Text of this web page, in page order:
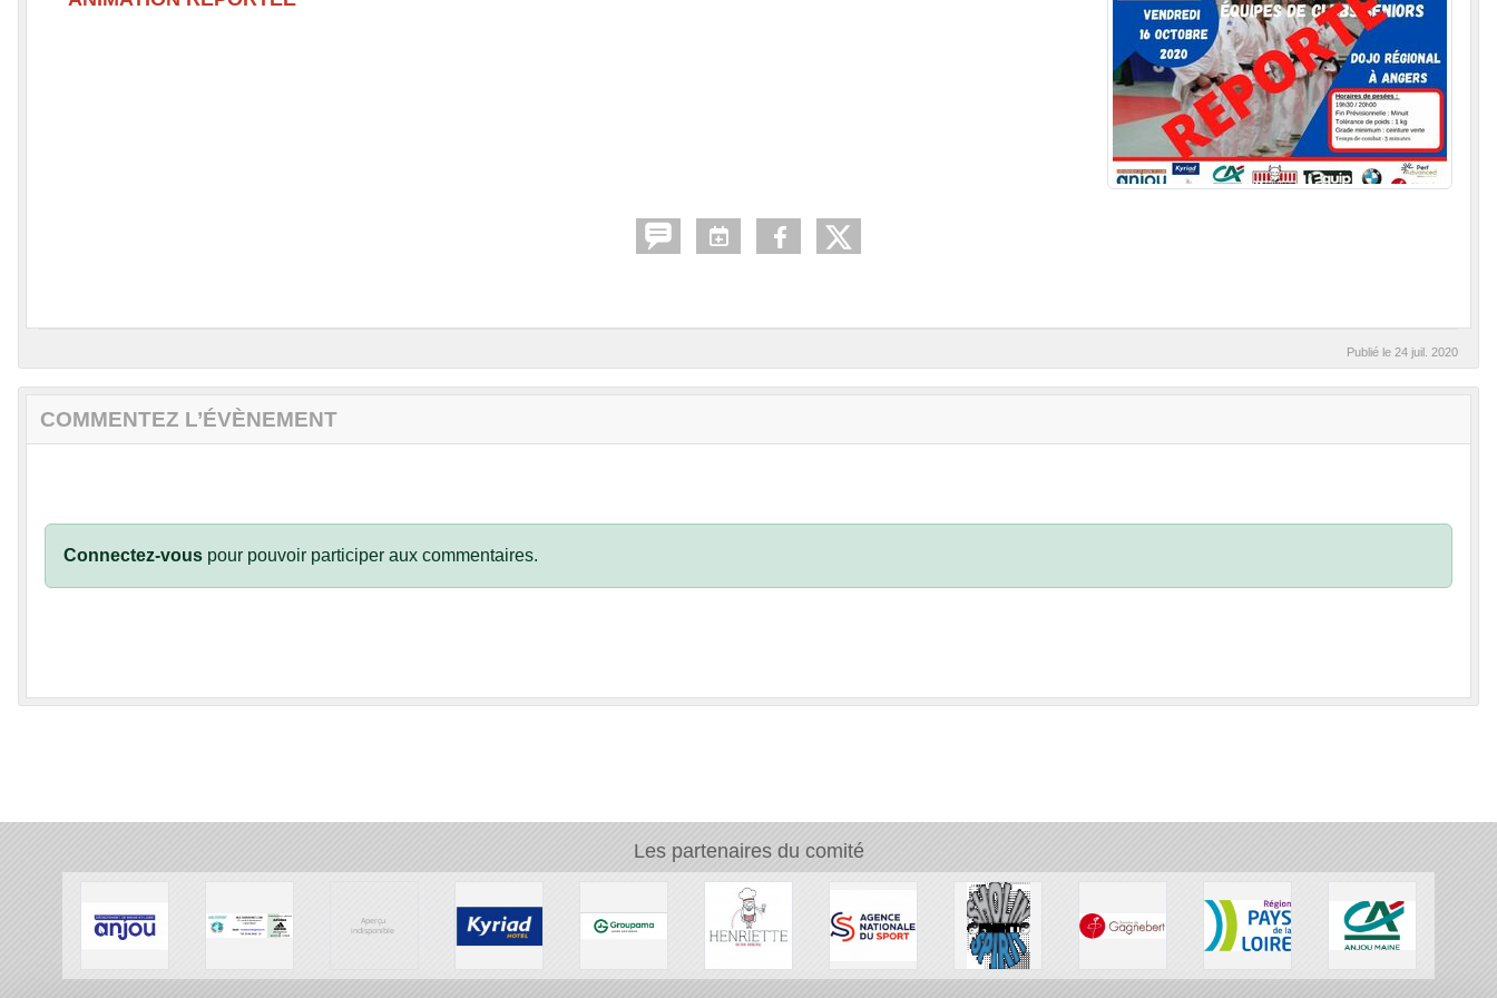
Publié le 24 juil. 2020
COMMENTEZ L’ÉVÈNEMENT
Connectez-vous pour pouvoir participer aux commentaires.
Les partenaires du comité